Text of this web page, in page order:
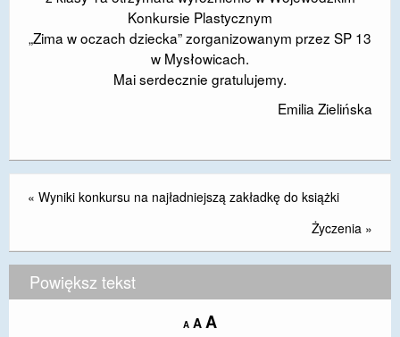
DLA PRACOWNIKÓW
GALERIA
POLITYKA PRYWATNOŚCI
RODO
STANDARDY OCHRONY MAŁOLETNICH
PROJEKT ,,SZKOŁY Z JAKOŚCIĄ – ROZWÓJ
KSZTAŁCENIA OGÓLNEGO NA TERENIE MIASTA
Konkursie Plastycznym
„Zima w oczach dziecka” zorganizowanym przez SP 13
w Mysłowicach.
Mai serdecznie gratulujemy.
Emilia Zielińska
« Wyniki konkursu na najładniejszą zakładkę do książki
Życzenia »
Powiększ tekst
A Decrease
A Reset
AIncrease